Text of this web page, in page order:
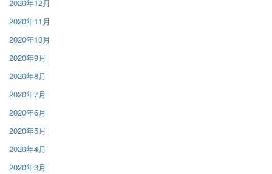
2020年12月
2020年11月
2020年10月
2020年9月
2020年8月
2020年7月
2020年6月
2020年5月
2020年4月
2020年3月